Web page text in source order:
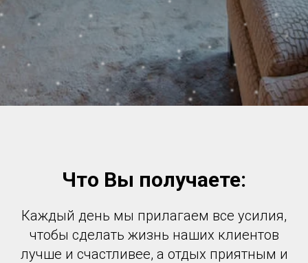
Что Вы получаете:
Каждый день мы прилагаем все усилия,
чтобы сделать жизнь наших клиентов
лучше и счастливее, а отдых приятным и